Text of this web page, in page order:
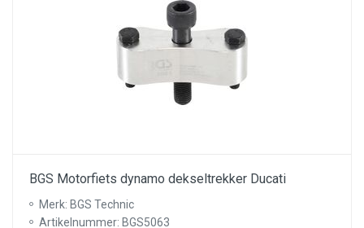
BGS Motorfiets dynamo dekseltrekker Ducati
Merk: BGS Technic
Artikelnummer: BGS5063